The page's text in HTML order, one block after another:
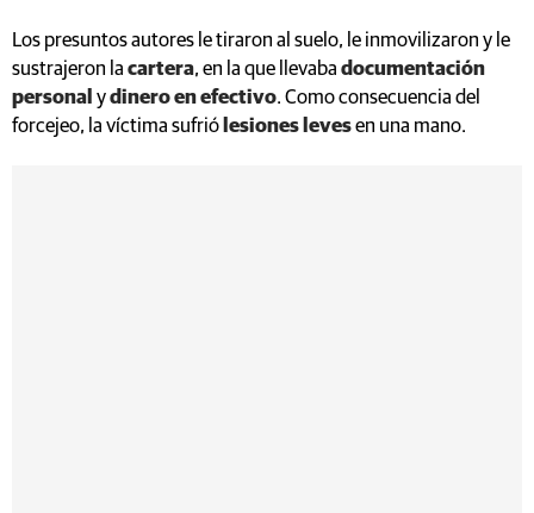
Los presuntos autores le tiraron al suelo, le inmovilizaron y le
sustrajeron la cartera, en la que llevaba documentación
personal ydinero en efectivo. Como consecuencia del
forcejeo, la víctima sufrió lesiones levesen una mano.